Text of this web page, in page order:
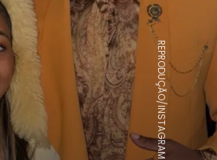
REPRODUÇÃO/INSTAGRAM